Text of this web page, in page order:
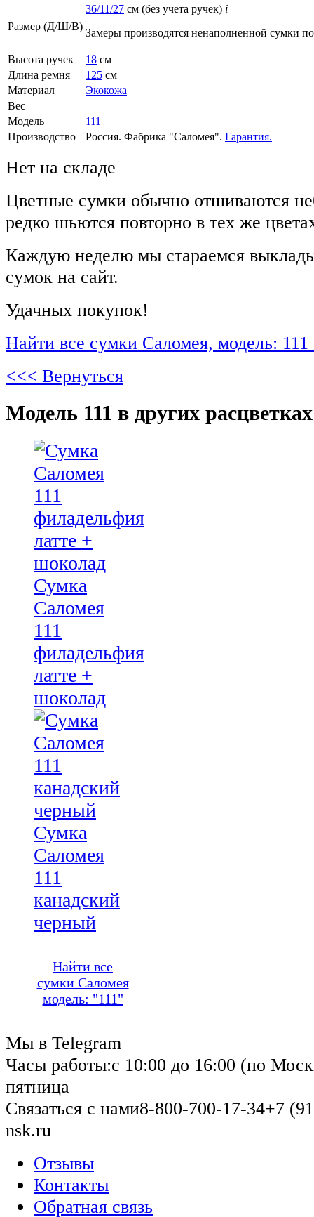
Размер (Д/Ш/В)
36/11/27 см (без учета ручек) i
Замеры производятся ненаполненной сумки
Высота ручек 18 см
Длина ремня
125 см
Материал
Экокожа
Вес
Модель
111
Производство
Россия. Фабрика "Саломея". Гарантия.
Нет на складе
Цветные сумки обычно отшиваются
редко шьются повторно в тех же
Каждую неделю мы стараемся
сумок на сайт.
Удачных покупок!
Найти все сумки Саломея, модель:
<<< Вернуться
Модель 111 в других
Сумка
Саломея
111
филадельфия
латте +
шоколад
Сумка
Саломея
111
канадский
черный
Найти все
сумки Саломея
модель: "111"
Мы в Telegram
Часы работы:с 10:00 до 16:00 (по
пятница
Связаться с нами8-800-700-17-34+7
nsk.ru
Отзывы
Контакты
Обратная связь